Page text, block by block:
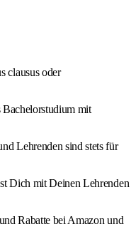
clausus oder
Bachelorstudium mit
Lehrenden sind stets für
Dich mit Deinen Lehrenden
Rabatte bei Amazon und